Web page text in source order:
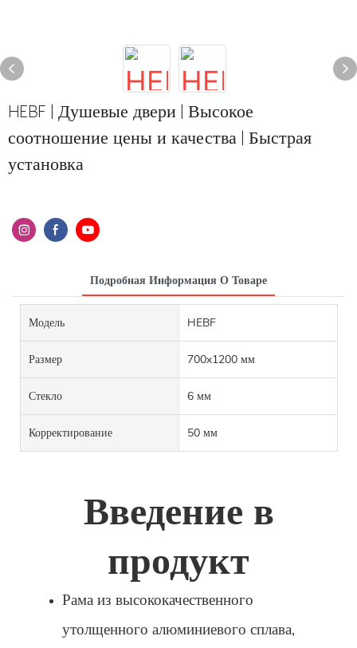
HEBF | Душевые двери | Высокое
соотношение цены и качества | Быстрая
установка
Подробная Информация О Товаре
Модель HEBF
Размер 700x1200 мм
Стекло 6 мм
Корректирование 50 мм
Введение в
продукт
Рама из высококачественного
утолщенного алюминиевого сплава,